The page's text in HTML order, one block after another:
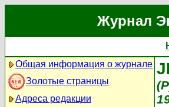
Журнал
Общая информация о журнале
Золотые страницы
Адреса редакции